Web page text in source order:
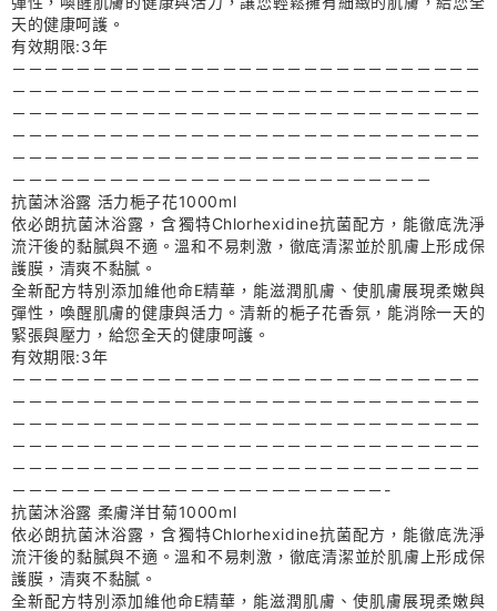
天的健康呵護。
有效期限:3年
－－－－－－－－－－－－－－－－－－－－－－－－－－－－－
－－－－－－－－－－－－－－－－－－－－－－－－－－－－－
－－－－－－－－－－－－－－－－－－－－－－－－－－－－－
－－－－－－－－－－－－－－－－－－－－－－－－－－－－－
－－－－－－－－－－－－－－－－－－－－－－－－－－－－－
－－－－－－－－－－－－－－－－－－－－－－－－－－
抗菌沐浴露 活力梔子花1000ml
依必朗抗菌沐浴露，含獨特Chlorhexidine抗菌配方，能徹底洗淨
流汗後的黏膩與不適。溫和不易刺激，徹底清潔並於肌膚上形成保
護膜，清爽不黏膩。
全新配方特別添加維他命E精華，能滋潤肌膚、使肌膚展現柔嫩與
彈性，喚醒肌膚的健康與活力。清新的梔子花香氛，能消除一天的
緊張與壓力，給您全天的健康呵護。
有效期限:3年
－－－－－－－－－－－－－－－－－－－－－－－－－－－－－
－－－－－－－－－－－－－－－－－－－－－－－－－－－－－
－－－－－－－－－－－－－－－－－－－－－－－－－－－－－
－－－－－－－－－－－－－－－－－－－－－－－－－－－－－
－－－－－－－－－－－－－－－－－－－－－－－－－－－－－
－－－－－－－－－－－－－－－－－－－－－－－-
抗菌沐浴露 柔膚洋甘菊1000ml
依必朗抗菌沐浴露，含獨特Chlorhexidine抗菌配方，能徹底洗淨
流汗後的黏膩與不適。溫和不易刺激，徹底清潔並於肌膚上形成保
護膜，清爽不黏膩。
全新配方特別添加維他命E精華，能滋潤肌膚、使肌膚展現柔嫩與